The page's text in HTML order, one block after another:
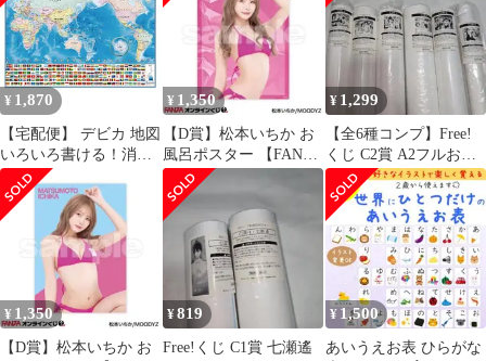
¥ 1,870
【宅配便】 デビカ 地図
いろいろ書ける！消せ
る！世界地図 073102 お
風呂 ポスター 国旗 国
旗一覧 防水 プラシート
学習 勉強 知育
¥ 1,350
【D賞】松本いちか お
風呂ポスター 【FANZA
オンラインくじ】D-3
¥ 1,299
【全6種コンプ】Free!
くじ C2賞 A2フルお風
呂ポスター セット
¥ 1,350
【D賞】松本いちか お
¥819
Free!くじ C1賞 七瀬遙
¥ 1,500
あいうえお表 ひらがな